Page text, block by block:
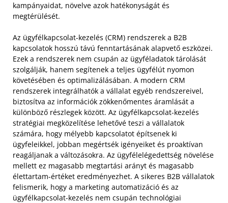
kampányaidat, növelve azok hatékonyságát és
megtérülését.
Az ügyfélkapcsolat-kezelés (CRM) rendszerek a B2B
kapcsolatok hosszú távú fenntartásának alapvető eszközei.
Ezek a rendszerek nem csupán az ügyféladatok tárolását
szolgálják, hanem segítenek a teljes ügyfélút nyomon
követésében és optimalizálásában. A modern CRM
rendszerek integrálhatók a vállalat egyéb rendszereivel,
biztosítva az információk zökkenőmentes áramlását a
különböző részlegek között. Az ügyfélkapcsolat-kezelés
stratégiai megközelítése lehetővé teszi a vállalatok
számára, hogy mélyebb kapcsolatot építsenek ki
ügyfeleikkel, jobban megértsék igényeiket és proaktívan
reagáljanak a változásokra. Az ügyfélelégedettség növelése
mellett ez magasabb megtartási arányt és magasabb
élettartam-értéket eredményezhet. A sikeres B2B vállalatok
felismerik, hogy a marketing automatizáció és az
ügyfélkapcsolat-kezelés nem csupán technológiai